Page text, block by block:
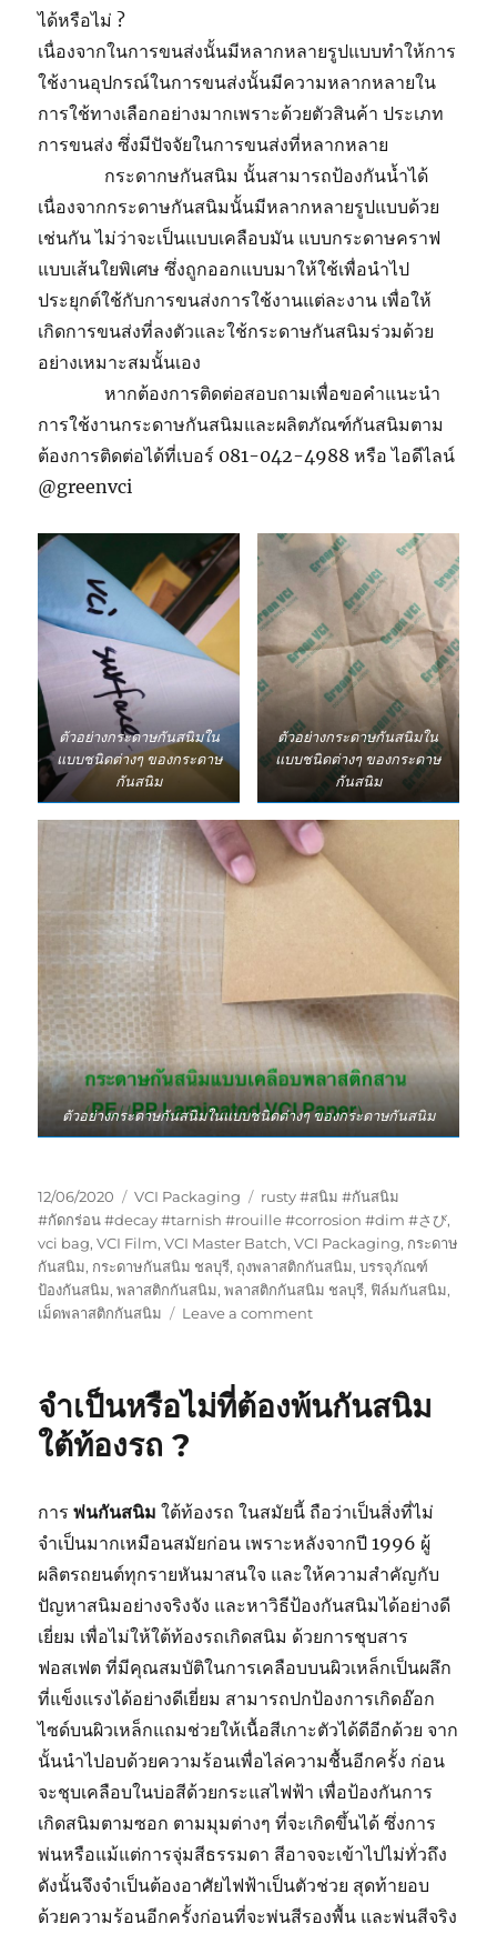
ได้หรือไม่ ?
เนื่องจากในการขนส่งนั้นมีหลากหลายรูปแบบทำให้การ
ใช้งานอุปกรณ์ในการขนส่งนั้นมีความหลากหลายใน
การใช้ทางเลือกอย่างมากเพราะด้วยตัวสินค้า ประเภท
การขนส่ง ซึ่งมีปัจจัยในการขนส่งที่หลากหลาย
กระดากษกันสนิม นั้นสามารถป้องกันน้ำได้
เนื่องจากกระดาษกันสนิมนั้นมีหลากหลายรูปแบบด้วย
เช่นกัน ไม่ว่าจะเป็นแบบเคลือบมัน แบบกระดาษคราฟ
แบบเส้นใยพิเศษ ซึ่งถูกออกแบบมาให้ใช้เพื่อนำไป
ประยุกต์ใช้กับการขนส่งการใช้งานแต่ละงาน เพื่อให้
เกิดการขนส่งที่ลงตัวและใช้กระดาษกันสนิมร่วมด้วย
อย่างเหมาะสมนั้นเอง
หากต้องการติดต่อสอบถามเพื่อขอคำแนะนำ
การใช้งานกระดาษกันสนิมและผลิตภัณฑ์กันสนิมตาม
ต้องการติดต่อได้ที่เบอร์ 081-042-4988 หรือ ไอดีไลน์
@greenvci
ตัวอย่างกระดาษกันสนิมใน
แบบชนิดต่างๆ ของกระดาษ
กันสนิม
ตัวอย่างกระดาษกันสนิมใน
แบบชนิดต่างๆ ของกระดาษ
กันสนิม
ตัวอย่างกระดาษกันสนิมในแบบชนิดต่างๆ ของกระดาษกันสนิม
Posted
on
12/06/2020 Categories
VCI Packaging Tags
rusty #สนิม #กันสนิม
#กัดกร่อน #decay #tarnish #rouille #corrosion #dim #さび,
vci bag,VCI Film,VCI Master Batch,VCI Packaging, กระดาษ
กันสนิม, กระดาษกันสนิม ชลบุรี, ถุงพลาสติกกันสนิม,บรรจุภัณฑ์
ป้องกันสนิม,พลาสติกกันสนิม,พลาสติกกันสนิม ชลบุรี, ฟิล์มกันสนิม,
เม็ดพลาสติกกันสนิม
Leave a commenton
กัน
(ไม่ใช่
การ
แช่
หรือ
สาด
น้ำ
จำเป็นหรือไม่ที่ต้องพ้นกันสนิม
ใต้ท้องรถ ?
การพ่นกันสนิม ใต้ท้องรถ ในสมัยนี้ ถือว่าเป็นสิ่งที่ไม่
จำเป็นมากเหมือนสมัยก่อน เพราะหลังจากปี 1996 ผู้
ผลิตรถยนต์ทุกรายหันมาสนใจ และให้ความสำคัญกับ
ปัญหาสนิมอย่างจริงจัง และหาวิธีป้องกันสนิมได้อย่างดี
เยี่ยม เพื่อไม่ให้ใต้ท้องรถเกิดสนิม ด้วยการชุบสาร
ฟอสเฟต ที่มีคุณสมบัติในการเคลือบบนผิวเหล็กเป็นผลึก
ที่แข็งแรงได้อย่างดีเยี่ยม สามารถปกป้องการเกิดอ๊อก
ไซด์บนผิวเหล็กแถมช่วยให้เนื้อสีเกาะตัวได้ดีอีกด้วย จาก
นั้นนำไปอบด้วยความร้อนเพื่อไล่ความชื้นอีกครั้ง ก่อน
จะชุบเคลือบในบ่อสีด้วยกระแสไฟฟ้า เพื่อป้องกันการ
เกิดสนิมตามซอก ตามมุมต่างๆ ที่จะเกิดขึ้นได้ ซึ่งการ
พ่นหรือแม้แต่การจุ่มสีธรรมดา สีอาจจะเข้าไปไม่ทั่วถึง
ดังนั้นจึงจำเป็นต้องอาศัยไฟฟ้าเป็นตัวช่วย สุดท้ายอบ
ด้วยความร้อนอีกครั้งก่อนที่จะพ่นสีรองพื้น และพ่นสีจริง